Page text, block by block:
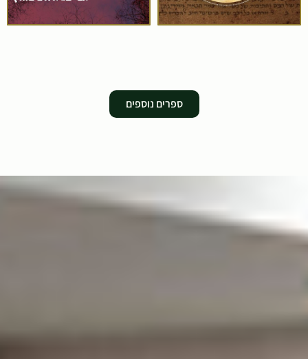
ספרים נוספים